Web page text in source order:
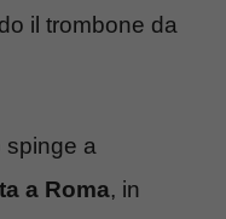
il trombone da
spinge a
a Roma, in